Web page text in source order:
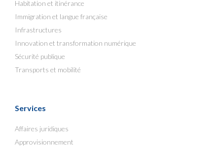
Habitation et itinérance
Immigration et langue française
Infrastructures
Innovation et transformation numérique
Sécurité publique
Transports et mobilité
Services
Affaires juridiques
Approvisionnement